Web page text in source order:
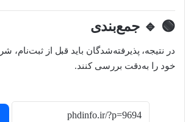
🟢 🔹 جمع‌بندی
در نتیجه، پذیرفته‌شدگان باید قبل از ثبت‌نام،
خود را به‌دقت بررسی کنند.